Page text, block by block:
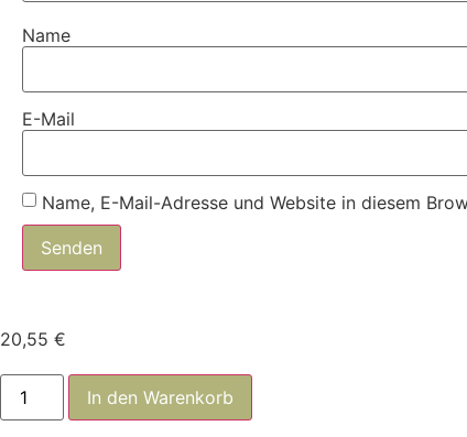
Name
E-Mail
Name, E-Mail-Adresse und Website in diesem
20,55 €
M373A1
Menge
In den Warenkorb